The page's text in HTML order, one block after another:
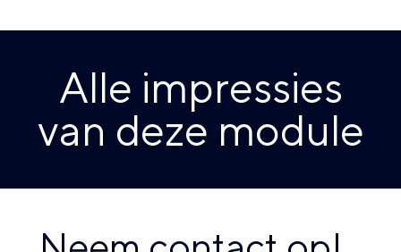
Alle impressies
van deze module